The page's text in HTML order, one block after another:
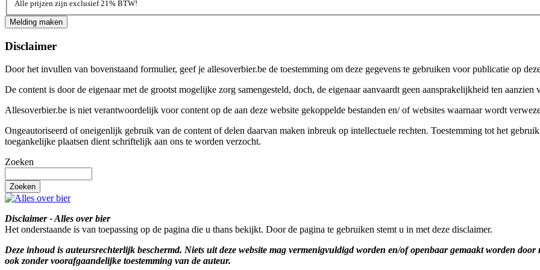
Alle prijzen zijn exclusief 21% BTW!
Disclaimer
Door het invullen van bovenstaand formulier, geef je allesoverbier.be de toestemming om deze gegevens te gebruiken voor publicatie op
De content is door de eigenaar met de grootst mogelijke zorg samengesteld, doch, de eigenaar aanvaardt geen aansprakelijkheid ten
Allesoverbier.be is niet verantwoordelijk voor content op de aan deze website gekoppelde bestanden en/ of websites waarnaar wordt
Ongeautoriseerd of oneigenlijk gebruik van de content of delen daarvan maken inbreuk op intellectuele rechten. Toestemming tot het
toegankelijke plaatsen dient schriftelijk aan ons te worden verzocht.
Zoeken
Disclaimer - Alles over bier
Het onderstaande is van toepassing op de pagina die u thans bekijkt. Door de pagina te gebruiken stemt u in met deze disclaimer.
Deze inhoud is auteursrechterlijk beschermd. Niets uit deze website mag vermenigvuldigd worden en/of openbaar gemaakt worden
ook zonder voorafgaandelijke toestemming van de auteur.